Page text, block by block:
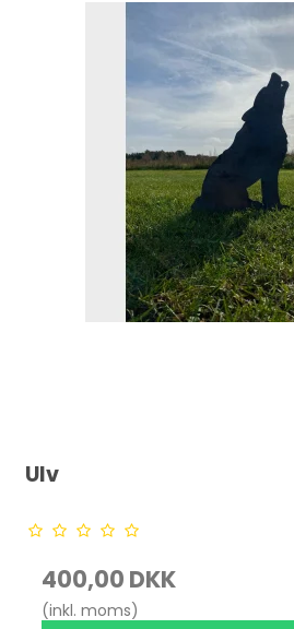
Ulv
400,00 DKK
(inkl. moms)